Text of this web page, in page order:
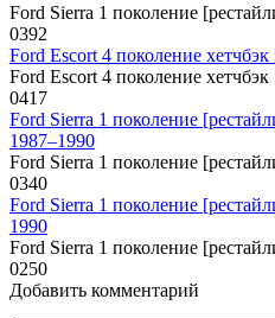
Ford Sierra 1 поколение
0392
Ford Escort 4 поколение
Ford Escort 4 поколение
0417
Ford Sierra 1 поколение
1987–1990
Ford Sierra 1 поколение
0340
Ford Sierra 1 поколение
1990
Ford Sierra 1 поколение
0250
Добавить комментарий